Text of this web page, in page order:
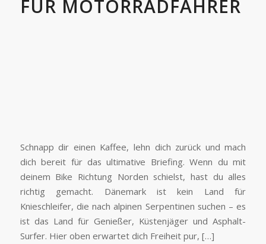
FÜR MOTORRADFAHRER
Schnapp dir einen Kaffee, lehn dich zurück und mach
dich bereit für das ultimative Briefing. Wenn du mit
deinem Bike Richtung Norden schielst, hast du alles
richtig gemacht. Dänemark ist kein Land für
Knieschleifer, die nach alpinen Serpentinen suchen – es
ist das Land für Genießer, Küstenjäger und Asphalt-
Surfer. Hier oben erwartet dich Freiheit pur, […]